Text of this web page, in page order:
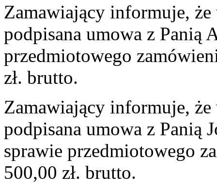
Zamawiający informuje, że
podpisana umowa z
przedmiotowego
zł. brutto.
Zamawiający informuje, że
podpisana umowa z Panią
sprawie przedmiotowego
500,00 zł. brutto.